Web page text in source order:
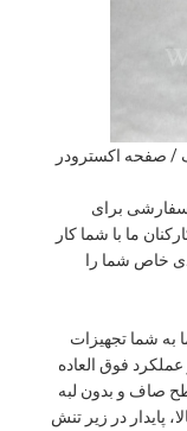
/ صفحه اکسترودر
سفارشی برای
ما با شما کار
خاص شما را
به شما تجهیزات
فوق العاده
صاف و بدون لبه
پایدار در زیر تنش